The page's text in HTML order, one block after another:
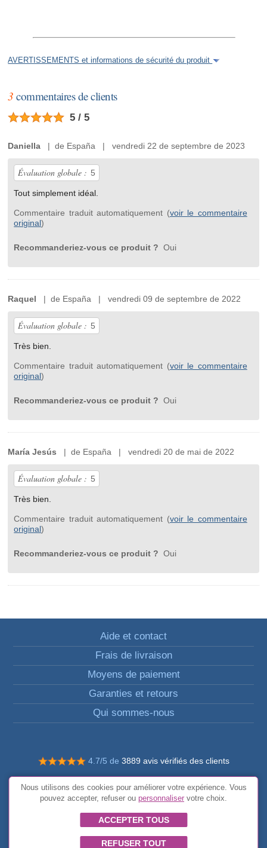
AVERTISSEMENTS et informations de sécurité du produit
3 commentaires de clients
5 / 5
Daniella | de España | vendredi 22 de septembre de 2023
Évaluation globale : 5
Tout simplement idéal.
Commentaire traduit automatiquement (voir le commentaire
original)
Recommanderiez-vous ce produit ? Oui
Raquel | de España | vendredi 09 de septembre de 2022
Évaluation globale : 5
Très bien.
Commentaire traduit automatiquement (voir le commentaire
original)
Recommanderiez-vous ce produit ? Oui
María Jesús | de España | vendredi 20 de mai de 2022
Évaluation globale : 5
Très bien.
Commentaire traduit automatiquement (voir le commentaire
original)
Recommanderiez-vous ce produit ? Oui
Aide et contact
Frais de livraison
Moyens de paiement
Garanties et retours
Qui sommes-nous
4.7/5 de 3889 avis vérifiés des clients
© Tous droits réservés FunToCome
Conditions générales
Nous utilisons des cookies pour améliorer votre expérience. Vous
pouvez accepter, refuser ou personnaliser votre choix.
ACCEPTER TOUS
REFUSER TOUT